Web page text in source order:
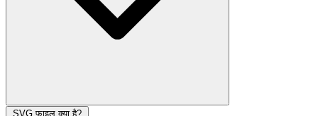
SVG फ़ाइल क्या है?